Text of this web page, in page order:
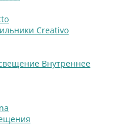
Creativo
Внутреннее